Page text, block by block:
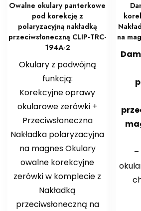
Owalne okulary panterkowe
pod korekcję z
polaryzacyjną nakładką
przeciwsłoneczną CLIP-TRC-
194A-2
Okulary z podwójną
funkcją:
Korekcyjne oprawy
okularowe zerówki +
Przeciwsłoneczna
Nakładka polaryzacyjna
na magnes Okulary
owalne korekcyjne
zerówki w komplecie z
Nakładką
przeciwsłoneczną na
na